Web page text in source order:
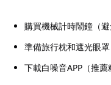
購買機械計時鬧鐘（避
準備旅行枕和遮光眼罩
下載白噪音APP（推薦